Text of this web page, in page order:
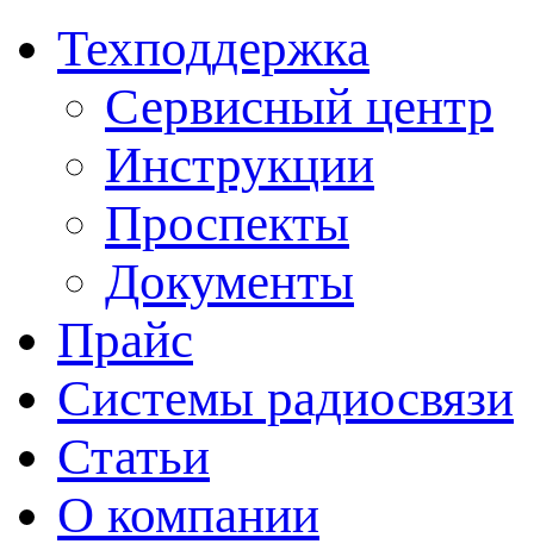
Техподдержка
Сервисный центр
Инструкции
Проспекты
Документы
Прайс
Системы радиосвязи
Статьи
О компании